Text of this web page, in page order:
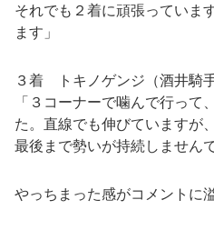
それでも２着に頑張っていま
ます」
３着 トキノゲンジ（酒井騎手
「３コーナーで噛んで行って
た。直線でも伸びていますが、
最後まで勢いが持続しません
やっちまった感がコメントに